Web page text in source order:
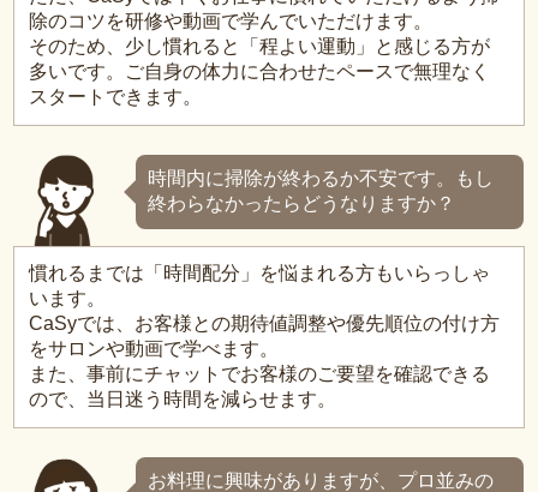
除のコツを研修や動画で学んでいただけます。
そのため、少し慣れると「程よい運動」と感じる方が
多いです。ご自身の体力に合わせたペースで無理なく
スタートできます。
時間内に掃除が終わるか不安です。もし
終わらなかったらどうなりますか？
慣れるまでは「時間配分」を悩まれる方もいらっしゃ
います。
CaSyでは、お客様との期待値調整や優先順位の付け方
をサロンや動画で学べます。
また、事前にチャットでお客様のご要望を確認できる
ので、当日迷う時間を減らせます。
お料理に興味がありますが、プロ並みの